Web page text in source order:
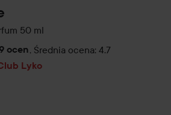
50 ml
ocen, Średnia ocena: 4.7
komentarze
Lyko